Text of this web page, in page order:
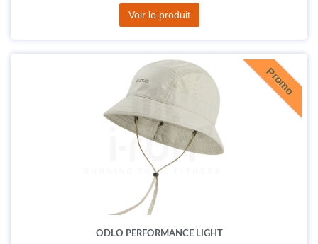
Voir le produit
Promo
ODLO PERFORMANCE LIGHT